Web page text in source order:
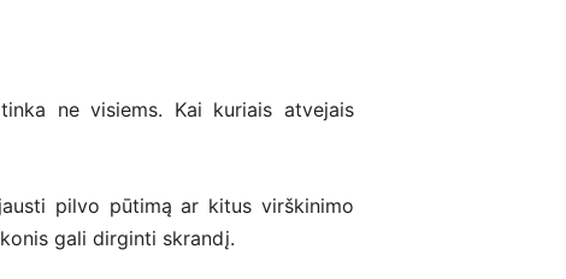
ne visiems. Kai kuriais atvejais
pilvo pūtimą ar kitus virškinimo
gali dirginti skrandį.